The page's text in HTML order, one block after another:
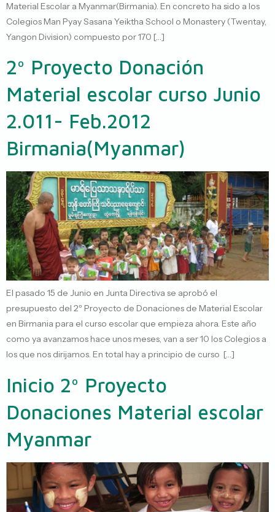
Material Escolar a Myanmar(Birmania). En concreto ha sido a los
Colegios Man Pyay Sasana Yeiktha School o Monastery (Twentay,
Yangon Division) compuesto por 170 […]
2º Proyecto Donación
Material escolar curso Junio
2.011- Feb.2012
Birmania(Myanmar)
El pasado 15 de Junio en Junta Directiva se aprobó el
presupuesto del 2º Proyecto de Donaciones de Material Escolar
en Birmania para el curso escolar que empieza ahora. Este año
como ya avanzamos hace unos meses, van a ser 10 los Colegios a
los que nos dirijamos. En total hay a principio de curso […]
Inicio 2º Proyecto
Donaciones Material escolar
Myanmar